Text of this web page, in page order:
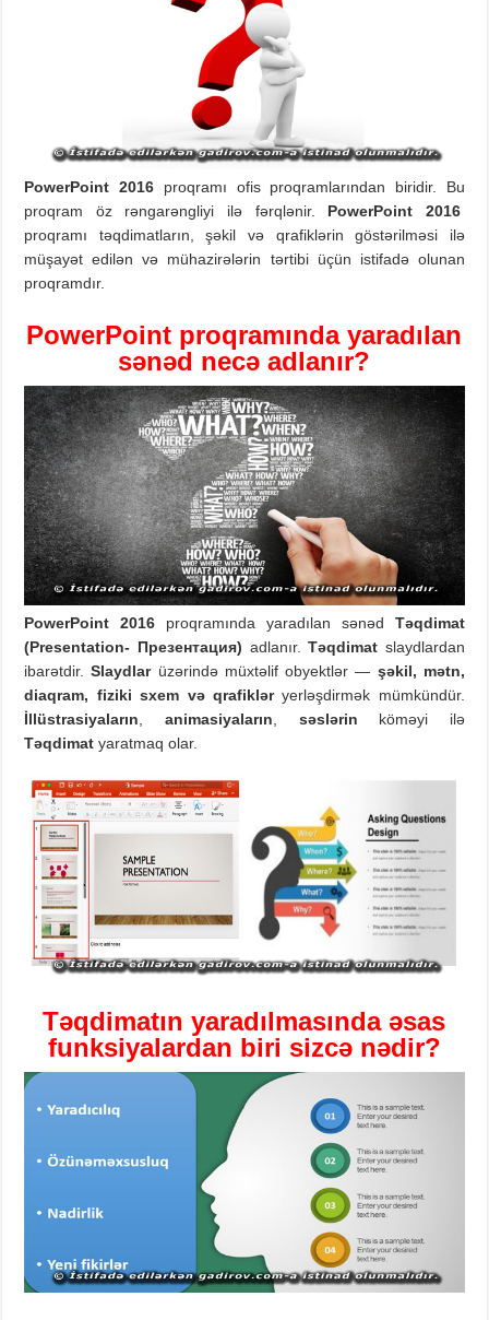
PowerPoint 2016 proqramı ofis proqramlarından biridir. Bu
proqram öz rəngarəngliyi ilə fərqlənir. PowerPoint 2016
proqramı təqdimatların, şəkil və qrafiklərin göstərilməsi ilə
müşayət edilən və mühazirələrin tərtibi üçün istifadə olunan
proqramdır.
PowerPoint proqramında yaradılan
sənəd necə adlanır?
PowerPoint2016 proqramında yaradılan sənəd Təqdimat
(Presentation- Презентация) adlanır.Təqdimat slaydlardan
ibarətdir.Slaydlarüzərində müxtəlif obyektlər — şəkil, mətn,
diaqram, fiziki sxem və qrafikləryerləşdirmək mümkündür.
İllüstrasiyaların, animasiyaların, səslərin köməyi ilə
Təqdimat yaratmaq olar.
Təqdimatın yaradılmasında əsas
funksiyalardan biri sizcə nədir?